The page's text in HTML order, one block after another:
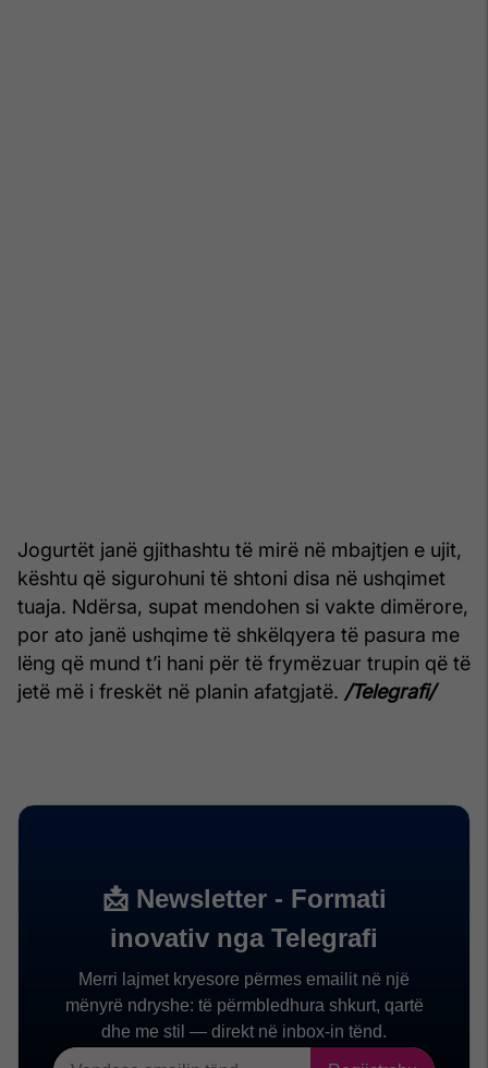
Jogurtët janë gjithashtu të mirë në mbajtjen e ujit,
kështu që sigurohuni të shtoni disa në ushqimet
tuaja. Ndërsa, supat mendohen si vakte dimërore,
por ato janë ushqime të shkëlqyera të pasura me
lëng që mund t’i hani për të frymëzuar trupin që të
jetë më i freskët në planin afatgjatë. /Telegrafi/